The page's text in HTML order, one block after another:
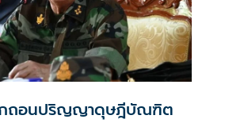
กถอนปริญญาดุษฎีบัณฑิต